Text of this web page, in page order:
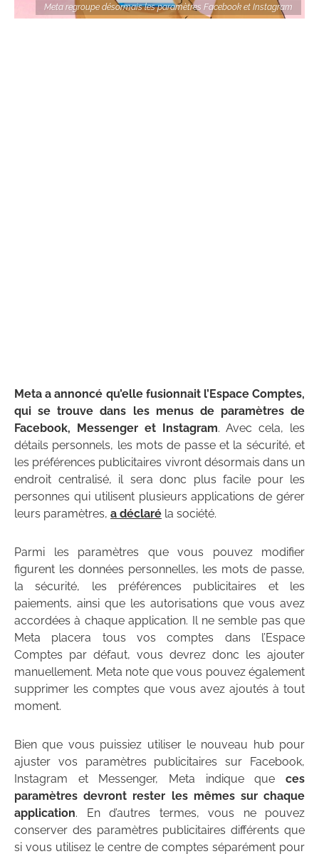
Meta regroupe désormais les paramètres Facebook et Instagram
Meta a annoncé qu’elle fusionnait l’Espace Comptes,
qui se trouve dans les menus de paramètres de
Facebook, Messenger et Instagram. Avec cela, les
détails personnels, les mots de passe et la sécurité, et
les préférences publicitaires vivront désormais dans un
endroit centralisé, il sera donc plus facile pour les
personnes qui utilisent plusieurs applications de gérer
leurs paramètres, a déclaré la société.
Parmi les paramètres que vous pouvez modifier
figurent les données personnelles, les mots de passe,
la sécurité, les préférences publicitaires et les
paiements, ainsi que les autorisations que vous avez
accordées à chaque application. Il ne semble pas que
Meta placera tous vos comptes dans l’Espace
Comptes par défaut, vous devrez donc les ajouter
manuellement. Meta note que vous pouvez également
supprimer les comptes que vous avez ajoutés à tout
moment.
Bien que vous puissiez utiliser le nouveau hub pour
ajuster vos paramètres publicitaires sur Facebook,
Instagram et Messenger, Meta indique que ces
paramètres devront rester les mêmes sur chaque
application. En d’autres termes, vous ne pouvez
conserver des paramètres publicitaires différents que
si vous utilisez le centre de comptes séparément pour